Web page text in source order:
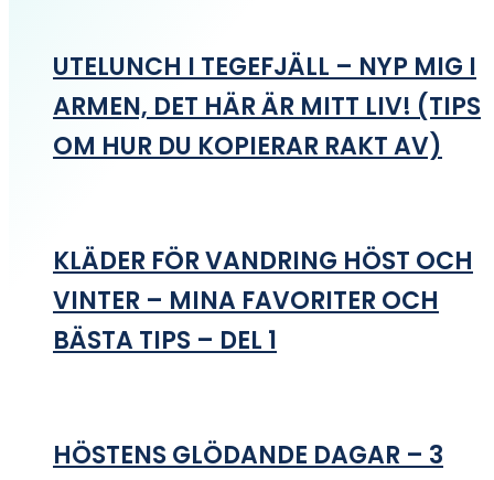
UTELUNCH I TEGEFJÄLL – NYP MIG I
ARMEN, DET HÄR ÄR MITT LIV! (TIPS
OM HUR DU KOPIERAR RAKT AV)
KLÄDER FÖR VANDRING HÖST OCH
VINTER – MINA FAVORITER OCH
BÄSTA TIPS – DEL 1
HÖSTENS GLÖDANDE DAGAR – 3